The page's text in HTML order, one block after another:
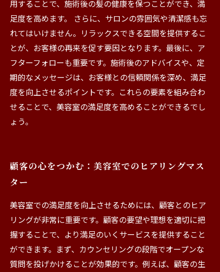
用することで、施術後の髪の健康を保つことができ、満
足度を高めます。 さらに、サロンの雰囲気や清潔感も忘
れてはいけません。リラックスできる空間を提供するこ
とが、お客様の再来を促す要因となります。最後に、ア
フターフォローも重要です。施術後のアドバイスや、定
期的なメッセージは、お客様との信頼関係を深め、満足
度を向上させるポイントです。これらの要素を組み合わ
せることで、美容室の満足度を高めることができるでし
ょう。
顧客の心をつかむ：美容室でのヒアリングマス
ター
美容室での満足度を向上させるためには、顧客とのヒア
リングが非常に重要です。顧客の要望や理想を適切に把
握することで、より満足のいくサービスを提供すること
ができます。まず、カウンセリングの段階でオープンな
質問を投げかけることが効果的です。例えば、顧客の生